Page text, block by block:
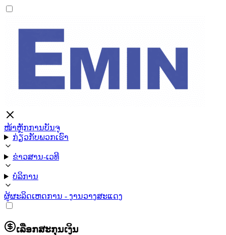
ໜ້າຫຼັກການບັນຈຸ
ກ່ຽວກັບພວກເຮົາ
ຂ່າວສານ-ເວທີ
ບໍລິການ
ຜູ້ຜະລິດເຫດການ - ງານວາງສະແດງ
ເລືອກສະກຸນເງິນ